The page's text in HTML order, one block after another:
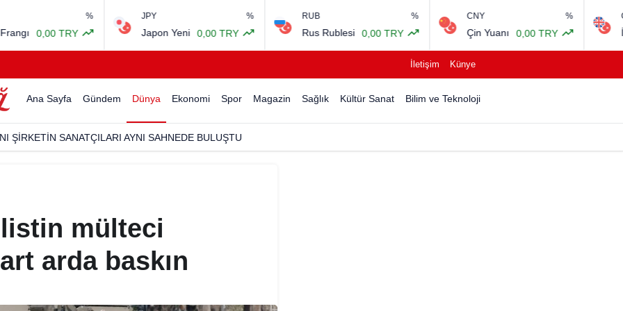
JPY
Japon Yeni 0,00 TRY
RUB
Rus Rublesi 0,00 TRY
CNY
Çin Yuanı 0,00 TRY
GBP
İngiliz Sterlini
İletişim Künye
Ana Sayfa Gündem Dünya Ekonomi Spor Magazin Sağlık Kültür Sanat Bilim ve Teknoloji
ŞİRKETİN SANATÇILARI AYNI SAHNEDE BULUŞTU
mülteci
arda baskın